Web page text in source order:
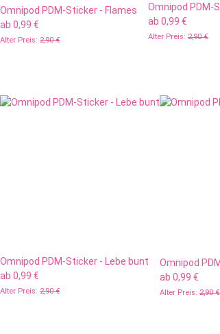
Omnipod PDM-Sticker - Flames
ab 0,99 €
Alter Preis: 2,90 €
Omnipod PDM-
ab 0,99 €
Alter Preis: 2,90 €
Omnipod PDM-Sticker - Lebe bunt
ab 0,99 €
Alter Preis: 2,90 €
Omnipod
ab 0,99 €
Alter Preis: 2,90 €